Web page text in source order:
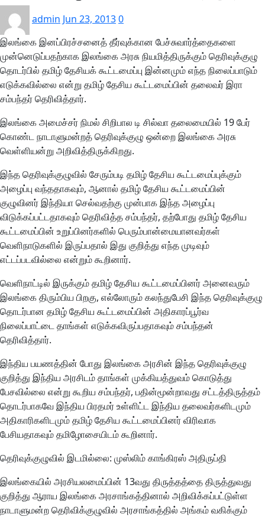
admin Jun 23, 20130
இலங்கை இனப்பிரச்சனைத் தீர்வுக்கான பேச்சுவார்த்தைகளை
முன்னெடுப்பதற்காக இலங்கை அரசு நியமித்திருக்கும் தெரிவுக்குழு
தொடர்பில் தமிழ் தேசியக் கூட்டமைப்பு இன்னமும் எந்த நிலைப்பாடும்
எடுக்கவில்லை என்று தமிழ் தேசிய கூட்டமைப்பின் தலைவர் இரா
சம்பந்தர் தெரிவித்தார்.
இலங்கை அமைச்சர் நிமல் சிறிபால டி சில்வா தலைமையில் 19 பேர்
கொண்ட நாடாளுமன்றத் தெரிவுக்குழு ஒன்றை இலங்கை அரசு
வெள்ளியன்று அறிவித்திருக்கிறது.
இந்த தெரிவுக்குழுவில் சேரும்படி தமிழ் தேசிய கூட்டமைப்புக்கும்
அழைப்பு வந்ததாகவும், ஆனால் தமிழ் தேசிய கூட்டமைப்பின்
குழுவினர் இந்தியா செல்வதற்கு முன்பாக இந்த அழைப்பு
விடுக்கப்பட்டதாகவும் தெரிவித்த சம்பந்தர், தற்போது தமிழ் தேசிய
கூட்டமைப்பின் உறுப்பினர்களில் பெரும்பான்மையானவர்கள்
வெளிநாடுகளில் இருப்பதால் இது குறித்து எந்த முடிவும்
எட்டப்படவில்லை என்றும் கூறினார்.
வெளிநாட்டில் இருக்கும் தமிழ் தேசிய கூட்டமைப்பினர் அனைவரும்
இலங்கை திரும்பிய பிறகு, எல்லோரும் கலந்துபேசி இந்த தெரிவுக்குழு
தொடர்பான தமிழ் தேசிய கூட்டமைப்பின் அதிகாரப்பூர்வ
நிலைப்பாட்டை தாங்கள் எடுக்கவிருப்பதாகவும் சம்பந்தன்
தெரிவித்தார்.
இந்திய பயணத்தின் போது இலங்கை அரசின் இந்த தெரிவுக்குழு
குறித்து இந்திய அரசிடம் தாங்கள் முக்கியத்துவம் கொடுத்து
பேசவில்லை என்று கூறிய சம்பந்தர், பதின்மூன்றாவது சட்டத்திருத்தம்
தொடர்பாகவே இந்திய பிரதமர் உள்ளிட்ட இந்திய தலைவர்களிடமும்
அதிகாரிகளிடமும் தமிழ் தேசிய கூட்டமைப்பினர் விரிவாக
பேசியதாகவும் தமிழோசையிடம் கூறினார்.
தெரிவுக்குழுவில் இடமில்லை: முஸ்லிம் காங்கிரஸ் அதிருப்தி
இலங்கையில் அரசியலமைப்பின் 13வது திருத்தத்தை திருத்துவது
குறித்து ஆராய இலங்கை அரசாங்கத்தினால் அறிவிக்கப்பட்டுள்ள
நாடாளுமன்ற தெரிவிக்குழுவில் அரசாங்கத்தில் அங்கம் வகிக்கும்